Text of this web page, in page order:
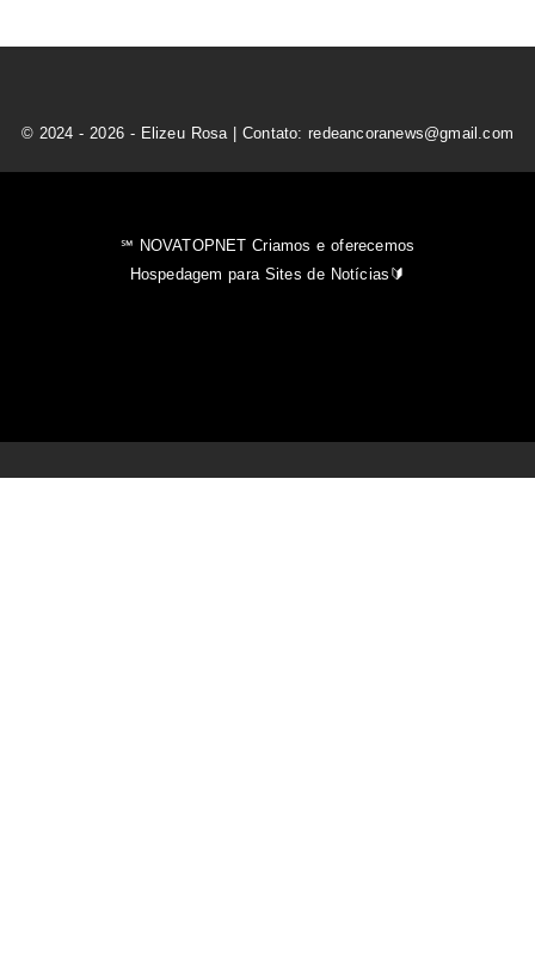
© 2024 - 2026 - Elizeu Rosa | Contato: redeancoranews@gmail.com
℠ NOVATOPNET Criamos e oferecemos
Hospedagem para Sites de Notícias🔰